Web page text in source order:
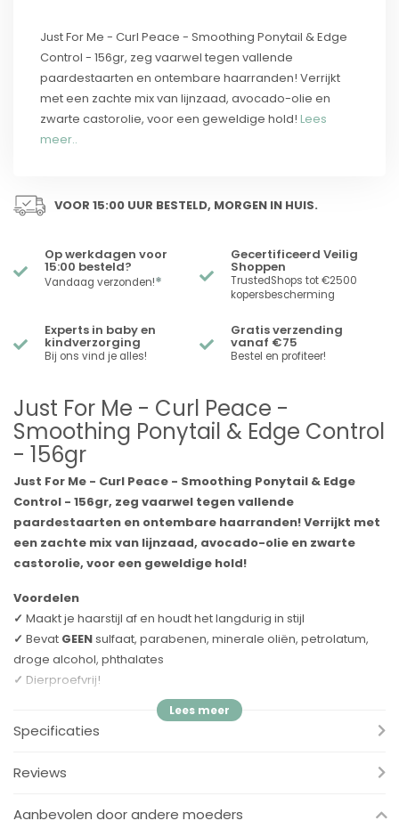
Just For Me - Curl Peace - Smoothing Ponytail & Edge
Control - 156gr, zeg vaarwel tegen vallende
paardestaarten en ontembare haarranden! Verrijkt
met een zachte mix van lijnzaad, avocado-olie en
zwarte castorolie, voor een geweldige hold! Lees
meer..
VOOR 15:00 UUR BESTELD, MORGEN IN HUIS.
Op werkdagen voor
15:00 besteld?
Vandaag verzonden!*
Gecertificeerd Veilig
Shoppen
TrustedShops tot €2500
kopersbescherming
Experts in baby en
kindverzorging
Bij ons vind je alles!
Gratis verzending
vanaf €75
Bestel en profiteer!
Just For Me - Curl Peace -
Smoothing Ponytail & Edge Control
- 156gr
Just For Me - Curl Peace - Smoothing Ponytail & Edge
Control - 156gr, zeg vaarwel tegen vallende
paardestaarten en ontembare haarranden! Verrijkt met
een zachte mix van lijnzaad, avocado-olie en zwarte
castorolie, voor een geweldige hold!
Voordelen
✓ Maakt je haarstijl af en houdt het langdurig in stijl
✓ Bevat GEENsulfaat, parabenen, minerale oliën, petrolatum,
droge alcohol, phthalates
✓ Dierproefvrij!
Verrijkt met een zachte mix van lijnzaad, avocado-olie en
Merk:Just For Me
Inhoud:156 gram
Specificaties
Reviews
Aanbevolen door andere moeders